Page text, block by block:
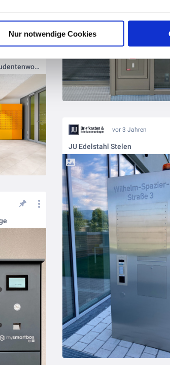
Nur notwendige Cookies
JU bunte Briefkastenanlage Studentenwohnheim
vor 3 Jahren
JU Edelstahl Stelen